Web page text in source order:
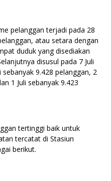
pelanggan terjadi pada 28
atau setara dengan
duduk yang disediakan
disusul pada 7 Juli
sebanyak 9.428 pelanggan, 2
1 Juli sebanyak 9.423
tertinggi baik untuk
tercatat di Stasiun
berikut.